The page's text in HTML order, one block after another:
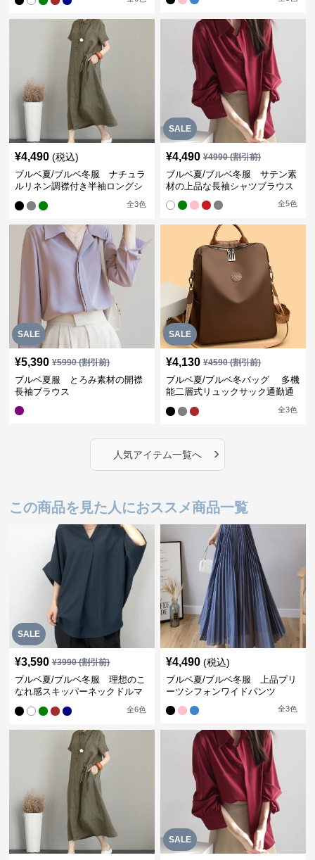
¥4,490 (税込)
ブルベ夏/ブルベ冬服 ナチュラ
ルリネン調襟付き半袖ロングシ
全3色
SALE
¥4,490 ¥4990(割引前)
ブルベ夏/ブルベ冬服 サテン素
材の上品な長袖シャツブラウス
全5色
SALE
¥5,390 ¥5990(割引前)
ブルベ夏服 とろみ素材の開襟
長袖ブラウス
SALE
¥4,130 ¥4590(割引前)
ブルベ夏/ブルベ冬バッグ 多機
能二層式リュックサック通勤通
全3色
人気アイテム一覧へ ›
この商品を見た人におススメ商品一覧
SALE
¥3,590 ¥3990(割引前)
ブルベ夏/ブルベ冬服 理想のこ
なれ感スキッパーネックドルマ
全6色
¥4,490 (税込)
ブルベ夏/ブルベ冬服 上品プリ
ーツシフォンワイドパンツ
全3色
SALE